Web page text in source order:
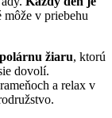
môže v priebehu
polárnu žiaru, ktorú
dovolí.
a relax v